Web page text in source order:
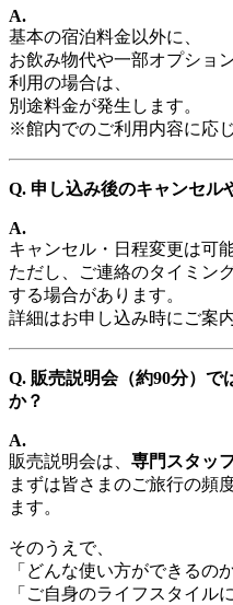
A.
基本の宿泊料金以外に、
お飲み物代や一部オプショ
利用の場合は、
別途料金が発生します。
※館内でのご利用内容に応
Q. 申し込み後のキャンセル
A.
キャンセル・日程変更は可能
ただし、ご連絡のタイミン
する場合があります。
詳細はお申し込み時にご案
Q. 販売説明会（約90分）で
か？
A.
販売説明会は、 専門スタッ
まずは皆さまのご旅行の頻
ます。
そのうえで、
「どんな使い方ができるのか
「ご自身のライフスタイル